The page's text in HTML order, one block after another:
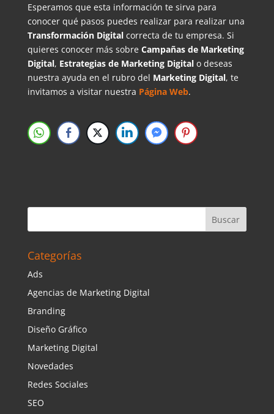
Esperamos que esta información te sirva para
conocer qué pasos puedes realizar para realizar una
Transformación Digital correcta de tu empresa. Si
quieres conocer más sobre Campañas de Marketing
Digital, Estrategias de Marketing Digitalo deseas
nuestra ayuda en el rubro del Marketing Digital, te
invitamos a visitar nuestra Página Web.
Categorías
Ads
Agencias de Marketing Digital
Branding
Diseño Gráfico
Marketing Digital
Novedades
Redes Sociales
SEO